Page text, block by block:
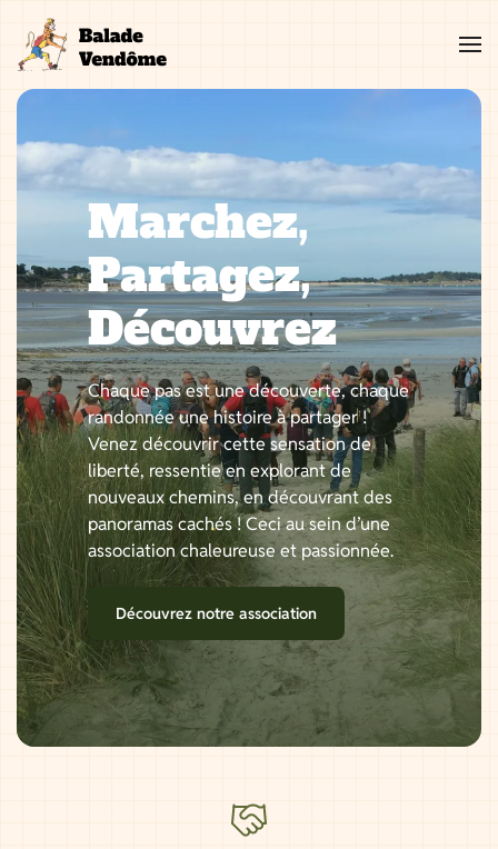
contenu
Marchez,
Partagez,
Découvrez
Chaque pas est une découverte, chaque
randonnée une histoire à partager !
Venez découvrir cette sensation de
liberté, ressentie en explorant de
nouveaux chemins, en découvrant des
panoramas cachés ! Ceci au sein d’une
association chaleureuse et passionnée.
Découvrez notre association